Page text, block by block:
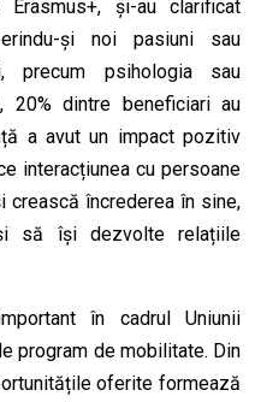
și-au clarificat
și noi pasiuni sau
precum psihologia sau
20% dintre beneficiari au
a avut un impact pozitiv
interacțiunea cu persoane
încrederea în sine,
să își dezvolte relațiile
în cadrul Uniunii
program de mobilitate. Din
oferite formează